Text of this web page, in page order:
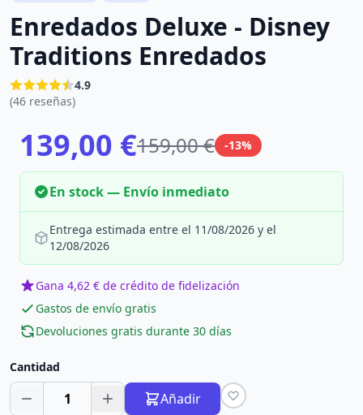
Enredados Deluxe - Disney
Traditions Enredados
4.9
(46 reseñas)
139,00 €159,00 € -13%
En stock — Envío inmediato
Entrega estimada entre el 11/08/2026 y el
12/08/2026
Gana 4,62 € de crédito de fidelización
Gastos de envío gratis
Devoluciones gratis durante 30 días
Cantidad
1 Añadir